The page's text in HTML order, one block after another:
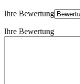
Ihre Bewertung
Ihre Bewertung